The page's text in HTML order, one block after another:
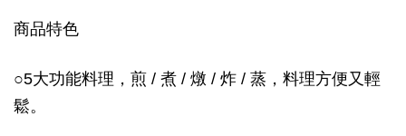
商品特色
○5大功能料理，煎 / 煮 / 燉 / 炸 / 蒸，料理方便又輕
鬆。